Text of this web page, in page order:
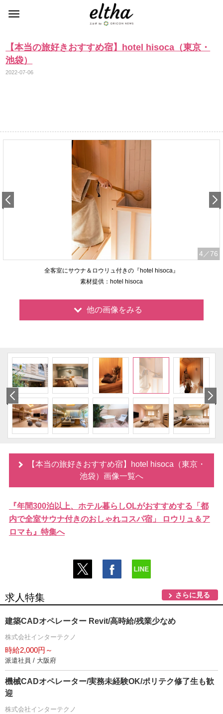
【本当の旅好きおすすめ宿】hotel hisoca（東京・
池袋）
2022-07-06
4 ／76
全客室にサウナ＆ロウリュ付きの『hotel hisoca』
素材提供：hotel hisoca
他の画像をみる
【本当の旅好きおすすめ宿】hotel hisoca（東京・
池袋）画像一覧へ
『年間300泊以上、ホテル暮らしOLがおすすめする「都
内で全室サウナ付きのおしゃれコスパ宿」 ロウリュ＆ア
ロマも』特集へ
求人特集 さらに見る
建築CADオペレーター Revit/高時給/残業少なめ
株式会社インターテクノ
時給2,000円～
派遣社員 / 大阪府
機械CADオペレーター/実務未経験OK/ポリテク修了生も歓
迎
株式会社インターテクノ